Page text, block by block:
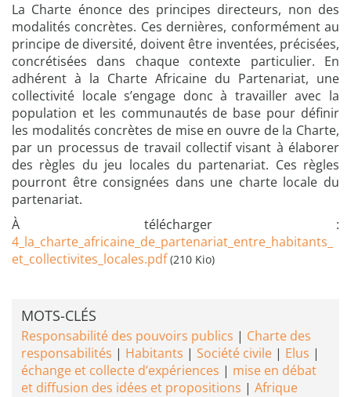
La Charte énonce des principes directeurs, non des
modalités concrètes. Ces dernières, conformément au
principe de diversité, doivent être inventées, précisées,
concrétisées dans chaque contexte particulier. En
adhérent à la Charte Africaine du Partenariat, une
collectivité locale s’engage donc à travailler avec la
population et les communautés de base pour définir
les modalités concrètes de mise en ouvre de la Charte,
par un processus de travail collectif visant à élaborer
des règles du jeu locales du partenariat. Ces règles
pourront être consignées dans une charte locale du
partenariat.
À télécharger :
4_la_charte_africaine_de_partenariat_entre_habitants_
et_collectivites_locales.pdf (210 Kio)
MOTS-CLÉS
Responsabilité des pouvoirs publics
Charte des
responsabilités
Habitants Société civile
Elus
échange et collecte d’expériences
mise en débat
et diffusion des idées et propositions
Afrique